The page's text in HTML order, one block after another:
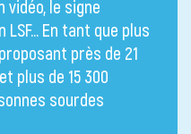
vidéo, le signe
En tant que plus
près de 21
plus de 15 300
sourdes